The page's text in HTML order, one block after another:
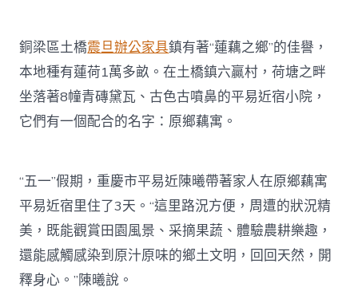
銅梁區土橋震旦辦公家具鎮有著“蓮藕之鄉”的佳譽，
本地種有蓮荷1萬多畝。在土橋鎮六贏村，荷塘之畔
坐落著8幢青磚黛瓦、古色古噴鼻的平易近宿小院，
它們有一個配合的名字：原鄉藕寓。
“五一”假期，重慶市平易近陳曦帶著家人在原鄉藕寓
平易近宿里住了3天。“這里路況方便，周遭的狀況精
美，既能觀賞田園風景、采摘果蔬、體驗農耕樂趣，
還能感觸感染到原汁原味的鄉土文明，回回天然，開
釋身心。”陳曦說。